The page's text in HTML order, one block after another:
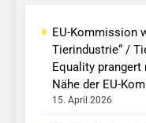
EU-Kommission
Tierindustrie“ /
Equality
Nähe der EU-
15. April 2026